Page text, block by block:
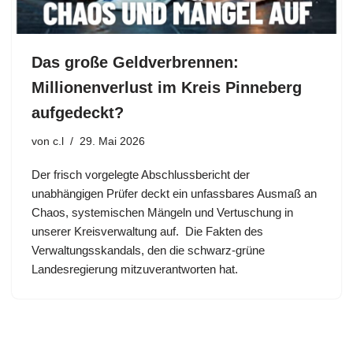
Das große Geldverbrennen:
Millionenverlust im Kreis Pinneberg
aufgedeckt?
von c.l 29. Mai 2026
Der frisch vorgelegte Abschlussbericht der
unabhängigen Prüfer deckt ein unfassbares Ausmaß an
Chaos, systemischen Mängeln und Vertuschung in
unserer Kreisverwaltung auf. ​Die Fakten des
Verwaltungsskandals, den die schwarz-grüne
Landesregierung mitzuverantworten hat.